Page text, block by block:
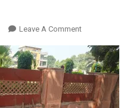
Leave A CommentOn
नगर
के
जनक
पार्क